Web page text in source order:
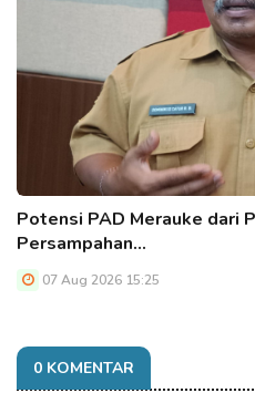
Potensi PAD Merauke dari
Persampahan…
07 Aug 2026 15:25
0 KOMENTAR